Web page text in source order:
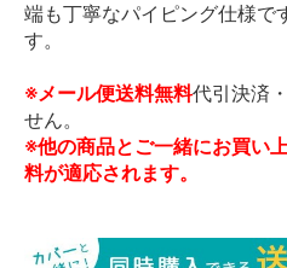
端も丁寧なパイピング仕様で
す。
※メール便送料無料代引決済
せん。
※他の商品とご一緒にお買い
料が適応されます。